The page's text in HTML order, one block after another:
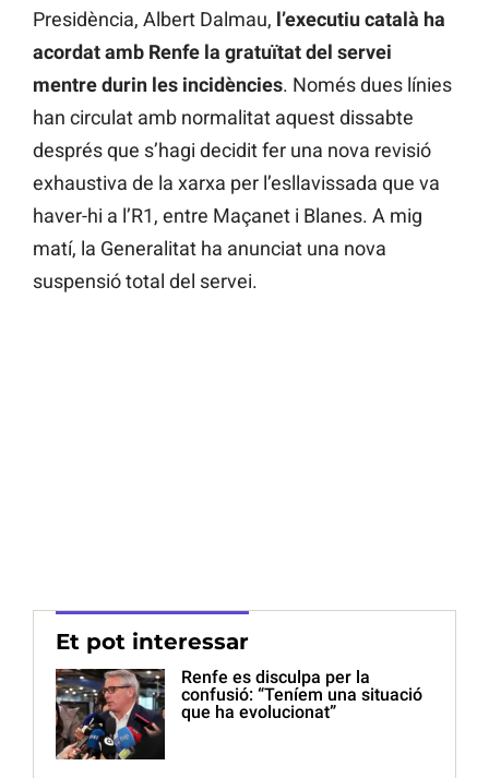
Presidència, Albert Dalmau, l’executiu català ha
acordat amb Renfe la gratuïtat del servei
mentre durin les incidències. Només dues línies
han circulat amb normalitat aquest dissabte
després que s’hagi decidit fer una nova revisió
exhaustiva de la xarxa per l’esllavissada que va
haver-hi a l’R1, entre Maçanet i Blanes. A mig
matí, la Generalitat ha anunciat una nova
suspensió total del servei.
Et pot interessar
Renfe es disculpa per la
confusió: “Teníem una situació
que ha evolucionat”